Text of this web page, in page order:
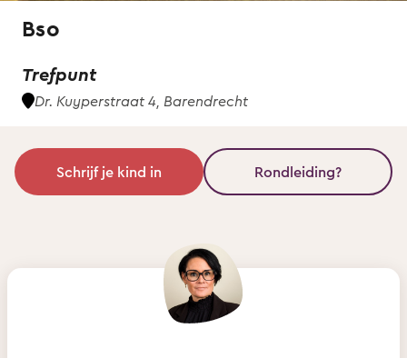
Bso
Trefpunt
Dr. Kuyperstraat 4, Barendrecht
Schrijf je kind in Rondleiding?